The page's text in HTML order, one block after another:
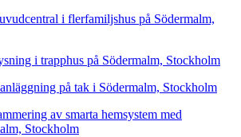
i flerfamiljshus på Södermalm,
i trapphus på Södermalm, Stockholm
på tak i Södermalm, Stockholm
av smarta hemsystem med
Stockholm